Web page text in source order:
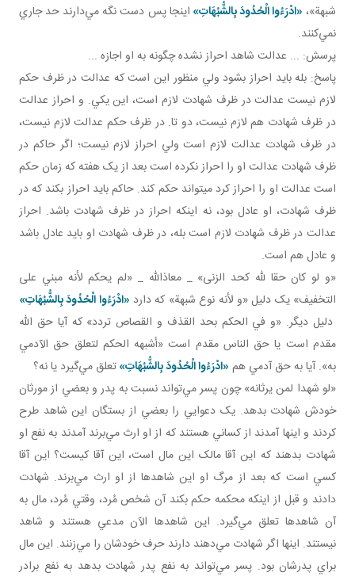
شبهة»، «ادْرَءُوا الْحُدُودَ بِالشُّبُهَاتِ» اينجا پس دست نگه مي‌دارند حد جاري
نمي‌کنند.
پرسش: ... عدالت شاهد احراز نشده چگونه به او اجازه ...
پاسخ: بله بايد احراز بشود ولي منظور اين است که عدالت در ظرف حکم
لازم نيست عدالت در ظرف شهادت لازم است، اين يکي. و احراز عدالت
در ظرف شهادت هم لازم نيست، دو تا. در ظرف حکم عدالت لازم نيست،
در ظرف شهادت عدالت لازم است ولي احراز لازم نيست؛ اگر حاکم در
ظرف شهادت عدالت او را احراز نکرده است بعد از يک هفته که زمان حکم
است عدالت او را احراز کرد می­تواند حکم کند. حاکم بايد احراز بکند که در
ظرف شهادت، او عادل بود، نه اينکه احراز در ظرف شهادت باشد. احراز
عدالت در ظرف شهادت لازم است بله، در ظرف شهادت او بايد عادل باشد
و عادل هم است.
«و لو كان حقا لله كحد الزنى» _ معاذالله _ «لم يحكم لأنه مبني على
التخفيف» يک دليل «و لأنه نوع شبهة» که دارد «ادْرَءُوا الْحُدُودَ بِالشُّبُهَاتِ»
دليل ديگر. «و في الحكم بحد القذف و القصاص تردد» که آيا حق الله
مقدم است يا حق الناس مقدم است «أشبهه الحكم لتعلق حق الآدمي
به». آيا به حق آدمي هم «ادْرَءُوا الْحُدُودَ بِالشُّبُهَاتِ»تعلق مي‌گيرد يا نه؟
«لو شهدا لمن يرثانه» چون پسر مي‌تواند نسبت به پدر و بعضي از مورثان
خودش شهادت بدهد. يک دعوايي را بعضي از بستگان اين شاهد طرح
کردند و اينها آمدند از کساني‌ هستند که از او ارث مي‌برند آمدند به نفع او
شهادت بدهند که اين آقا مالک اين مال است، اين آقا کيست؟ اين آقا
کسي است که بعد از مرگ او اين شاهدها از او ارث مي‌برند. شهادت
دادند و قبل از اينکه محکمه حکم بکند آن شخص مُرد، وقتي مُرد، مال به
آن شاهدها تعلق مي‌گيرد. اين شاهدها الآن مدعي‌ هستند و شاهد
نيستند. اينها اگر شهادت مي‌دهند دارند حرف خودشان را مي‌زنند. اين مال
براي پدرشان بود. پسر مي‌تواند به نفع پدر شهادت بدهد به نفع برادر